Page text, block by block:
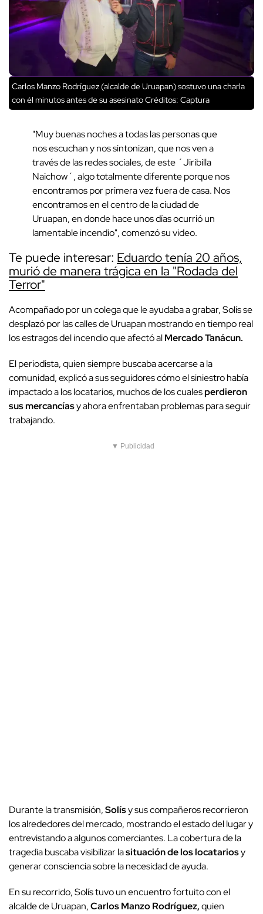
Carlos Manzo Rodríguez (alcalde de Uruapan) sostuvo una charla
con él minutos antes de su asesinatoCréditos: Captura
"Muy buenas noches a todas las personas que
nos escuchan y nos sintonizan, que nos ven a
través de las redes sociales, de este ´Jiribilla
Naichow´, algo totalmente diferente porque nos
encontramos por primera vez fuera de casa. Nos
encontramos en el centro de la ciudad de
Uruapan, en donde hace unos días ocurrió un
lamentable incendio", comenzó su video.
Te puede interesar: Eduardo tenía 20 años,
murió de manera trágica en la "Rodada del
Terror"
Acompañado por un colega que le ayudaba a grabar, Solís se
desplazó por las calles de Uruapan mostrando en tiempo real
los estragos del incendio que afectó alMercado Tanácun.
El periodista, quien siempre buscaba acercarse a la
comunidad, explicó a sus seguidores cómo el siniestro había
impactado a los locatarios, muchos de los cualesperdieron
sus mercancíasy ahora enfrentaban problemas para seguir
trabajando.
▼ Publicidad
Durante la transmisión,Solísy sus compañeros recorrieron
los alrededores del mercado, mostrando el estado del lugar y
entrevistando a algunos comerciantes. La cobertura de la
tragedia buscaba visibilizar lasituación de los locatariosy
generar consciencia sobre la necesidad de ayuda.
En su recorrido, Solís tuvo un encuentro fortuito con el
alcalde de Uruapan,Carlos Manzo Rodríguez,quien